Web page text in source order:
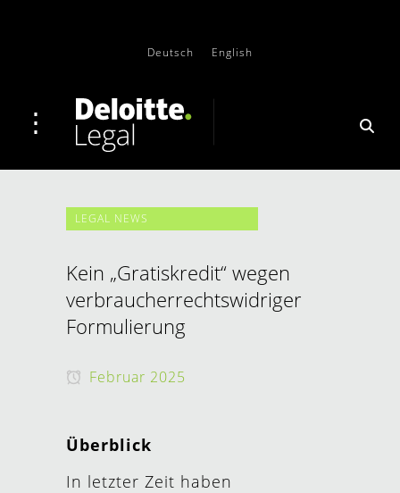
Deutsch English
LEGAL NEWS
Kein „Gratiskredit“ wegen
verbraucherrechtswidriger
Formulierung
Februar 2025
Überblick
In letzter Zeit haben